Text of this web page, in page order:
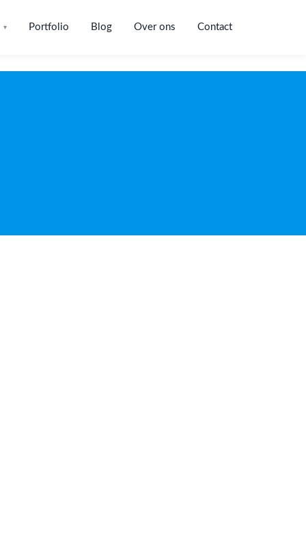
▾ Portfolio Blog Over ons Contact